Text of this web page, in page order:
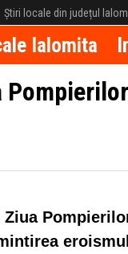
Știri locale din județul
Ialomita